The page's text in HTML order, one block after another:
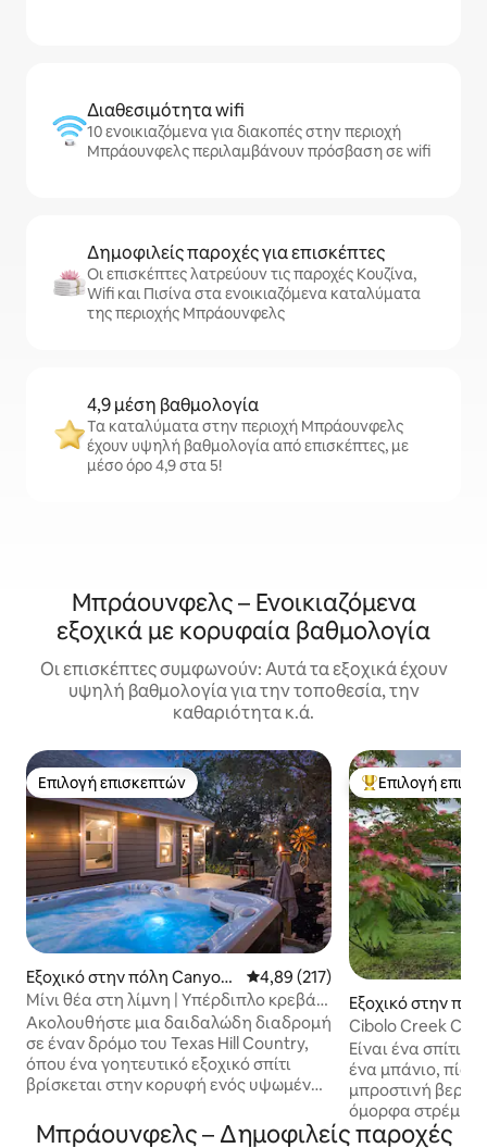
Διαθεσιμότητα wifi
10 ενοικιαζόμενα για διακοπές στην περιοχή
Μπράουνφελς περιλαμβάνουν πρόσβαση σε wifi
Δημοφιλείς παροχές για επισκέπτες
Οι επισκέπτες λατρεύουν τις παροχές Κουζίνα,
Wifi και Πισίνα στα ενοικιαζόμενα καταλύματα
της περιοχής Μπράουνφελς
4,9 μέση βαθμολογία
Τα καταλύματα στην περιοχή Μπράουνφελς
έχουν υψηλή βαθμολογία από επισκέπτες, με
μέσο όρο 4,9 στα 5!
Μπράουνφελς – Ενοικιαζόμενα
εξοχικά με κορυφαία βαθμολογία
Οι επισκέπτες συμφωνούν: Αυτά τα εξοχικά έχουν
υψηλή βαθμολογία για την τοποθεσία, την
καθαριότητα κ.ά.
Επιλογή επισκεπτών
Επιλογή επισκεπτών
Εξοχικό στην πόλη Canyon
Lake
Μέση βαθμολογία: 4,89 στα 5,
4,89 (217)
Μίνι θέα στη λίμνη | Υπέρδιπλο κρεβάτι
| The Overlook Cottage
Ακολουθήστε μια δαιδαλώδη διαδρομή
σε έναν δρόμο του Texas Hill Country,
όπου ένα γοητευτικό εξοχικό σπίτι
βρίσκεται στην κορυφή ενός υψωμένου
σας. Οι βραδινές συγκεντρώσεις
Κορυφαία
Επιλογή
Εξοχικό στην
Cibolo Creek
από 2 στρέμματα
Είναι ένα σπίτι
ένα μπάνιο, πίσω
μπροστινή
όμορφα
χωράφια και
Μπράουνφελς – Δημοφιλείς παροχές